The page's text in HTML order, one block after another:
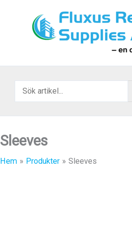
Sleeves
Hem Produkter Sleeves